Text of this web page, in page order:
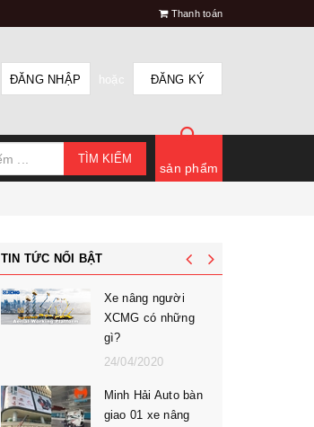
Thanh toán
ĐĂNG NHẬP hoặc ĐĂNG KÝ
TÌM KIẾM
sản phẩm
TIN TỨC NỔI BẬT
Xe nâng người
XCMG có những
gì?
24/04/2020
Minh Hải Auto bàn
giao 01 xe nâng